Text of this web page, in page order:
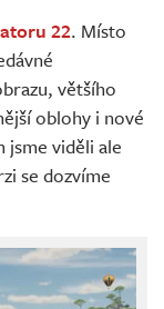
22. Místo
většího
oblohy i nové
jsme viděli ale
se dozvíme